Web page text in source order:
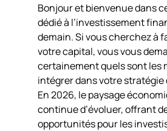
Bonjour et bienvenue dans
dédié à l’investissement
demain. Si vous cherchez à
votre capital, vous vous
certainement quels sont les
intégrer dans votre
En 2026, le paysage
continue d’évoluer, offrant
opportunités pour les